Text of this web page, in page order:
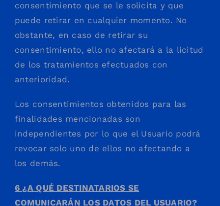
consentimiento que se le solicita y que
puede retirar en cualquier momento. No
obstante, en caso de retirar su
consentimiento, ello no afectará a la licitud
de los tratamientos efectuados con
anterioridad.
Los consentimientos obtenidos para las
finalidades mencionadas son
independientes por lo que el Usuario podrá
revocar solo uno de ellos no afectando a
los demás.
6 ¿A QUÉ DESTINATARIOS SE
COMUNICARÁN LOS DATOS DEL USUARIO?